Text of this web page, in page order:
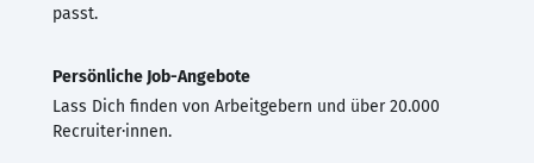
passt.
Persönliche Job-Angebote
Lass Dich finden von Arbeitgebern und über 20.000
Recruiter·innen.